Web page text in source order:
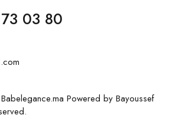
03 80
Powered by Bayoussef